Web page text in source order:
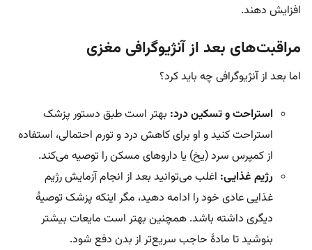
افزایش دهند.
مراقبت‌های بعد از آنژیوگرافی مغزی
اما بعد از آنژیوگرافی چه باید کرد؟
استراحت و تسکین درد: بهتر است طبق دستور پزشک
استراحت کنید و او برای کاهش درد و تورم احتمالی، استفاده
از کمپرس سرد (یخ) یا داروهای مسکن را توصیه می‌کند.
رژیم غذایی: اغلب می‌توانید بعد از انجام آزمایش رژیم
غذایی عادی خود را ادامه دهید، مگر اینکه پزشک توصیۀ
دیگری داشته باشد. همچنین بهتر است مایعات بیشتر
بنوشید تا مادۀ حاجب سریع‌تر از بدن دفع شود.